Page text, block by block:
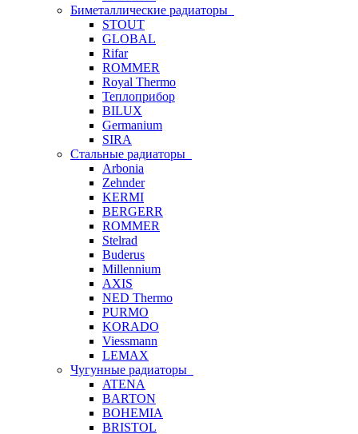
Биметаллические радиаторы
STOUT
GLOBAL
Rifar
ROMMER
Royal Thermo
Теплоприбор
BILUX
Germanium
SIRA
Стальные радиаторы
Arbonia
Zehnder
KERMI
BERGERR
ROMMER
Stelrad
Buderus
Millennium
AXIS
NED Thermo
PURMO
KORADO
Viessmann
LEMAX
Чугунные радиаторы
ATENA
BARTON
BOHEMIA
BRISTOL